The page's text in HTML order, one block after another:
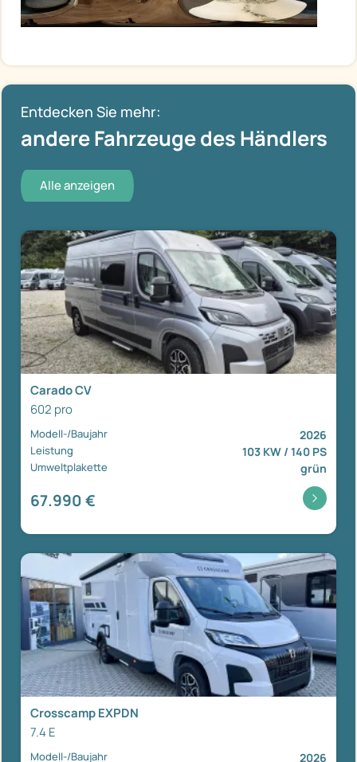
Entdecken Sie mehr:
andere Fahrzeuge des Händlers
Alle anzeigen
Carado CV
602 pro
Modell-/Baujahr 2026
Leistung 103 KW / 140 PS
Umweltplakette grün
67.990 €
Crosscamp EXPDN
7.4 E
Modell-/Baujahr 2026